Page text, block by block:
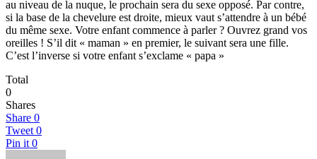
au niveau de la nuque, le prochain sera du sexe opposé. Par contre,
si la base de la chevelure est droite, mieux vaut s’attendre à un bébé
du même sexe. Votre enfant commence à parler ? Ouvrez grand vos
oreilles ! S’il dit « maman » en premier, le suivant sera une fille.
C’est l’inverse si votre enfant s’exclame « papa »
Total
0
Shares
Share 0
Tweet 0
Pin it 0